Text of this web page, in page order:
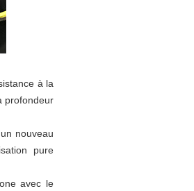
à la
profondeur
nouveau
pure
avec le